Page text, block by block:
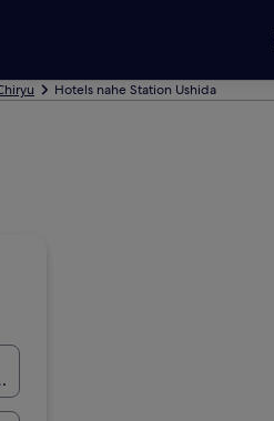
Hotels nahe Station Ushida